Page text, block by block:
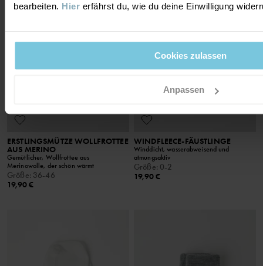
bearbeiten. Hier erfährst du, wie du deine Einwilligung
Cookies zulassen
Anpassen
ERSTLINGSMÜTZE WOLLFROTTEE
AUS MERINO
Gemütlicher, Wollfrottee aus
Merinowolle, der schön wärmt
Größe: 36-46
19,90 €
WINDFLEECE-FÄUSTLINGE
Winddicht, wasserabweisend und
atmungsaktiv
Größe: 0-2
19,90 €